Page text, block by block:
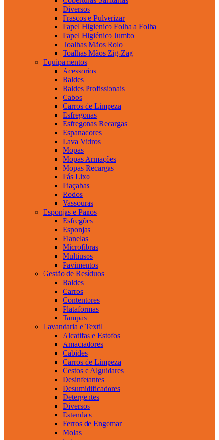
Diversos
Frascos e Pulverizar
Papel Higiénico Folha a Folha
Papel Higiénico Jumbo
Toalhas Mãos Rolo
Toalhas Mãos Zig-Zag
Equipamentos
Acessorios
Baldes
Baldes Profissionais
Cabos
Carros de Limpeza
Esfregonas
Esfregonas Recargas
Espanadores
Lava Vidros
Mopas
Mopas Armações
Mopas Recargas
Pás Lixo
Piaçabas
Rodos
Vassouras
Esponjas e Panos
Esfregões
Esponjas
Flanelas
Microfibras
Multiusos
Pavimentos
Gestão de Resíduos
Baldes
Carros
Contentores
Plataformas
Tampas
Lavandaria e Textil
Alcatifas e Estofos
Amaciadores
Cabides
Carros de Limpeza
Cestos e Alguidares
Desinfetantes
Desumidificadores
Detergentes
Diversos
Estendais
Ferros de Engomar
Molas